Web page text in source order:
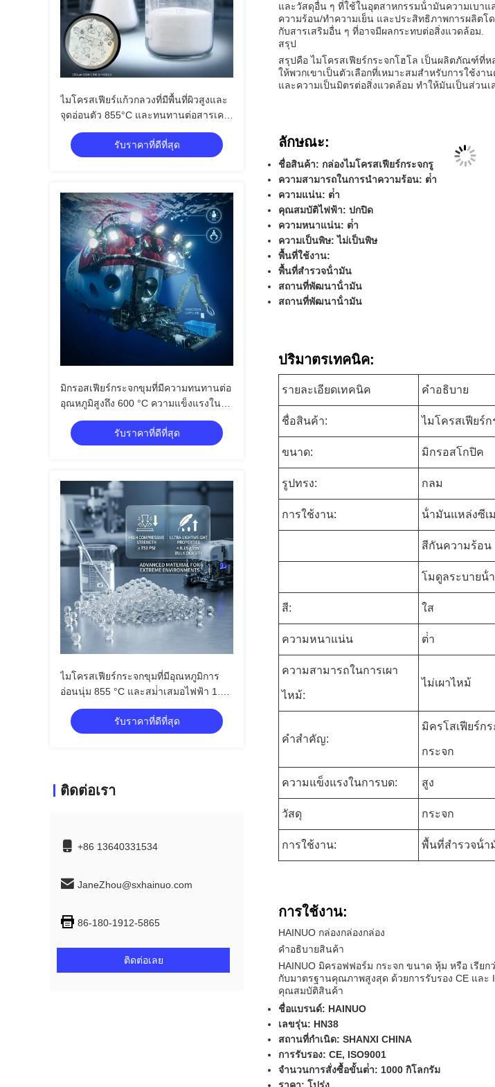
ไมโครสเฟียร์แก้วกลวงที่มีพื้นที่ผิวสูงและ
จุดอ่อนตัว 855°C และทนทานต่อสารเคมี
ได้ดีเยี่ยม
รับราคาที่ดีที่สุด
มิกรอสเฟียร์กระจกขุมที่มีความทนทานต่อ
อุณหภูมิสูงถึง 600 °C ความแข็งแรงใน
การบด 4-125MPa และสภาพคงที่ไฟฟ้า
1.2-22
รับราคาที่ดีที่สุด
ไมโครสเฟียร์กระจกขุมที่มีอุณหภูมิการ
อ่อนนุ่ม 855 °C และสม่ําเสมอไฟฟ้า 1.2-
2.2 สําหรับพื้นที่สํารวจน้ํามัน
รับราคาที่ดีที่สุด
ติดต่อเรา
+86 13640331534
JaneZhou@sxhainuo.com
86-180-1912-5865
ติดต่อเลย
และวัสดุอื่น ๆ ที่ใช้ในอุตสาหกรรมน้ํามันความเบา
ความร้อน/ทําความเย็น และประสิทธิภาพการผลิตโ
กับสารเสริมอื่น ๆ ที่อาจมีผลกระทบต่อสิ่งแวดล้อม.
สรุป
สรุปคือ ไมโครสเฟียร์กระจกโฮโล เป็นผลิตภัณฑ์ที่
ให้พวกเขาเป็นตัวเลือกที่เหมาะสมสําหรับการใช้
และความเป็นมิตรต่อสิ่งแวดล้อม ทําให้มันเป็นส่วน
ลักษณะ:
ชื่อสินค้า: กล่องไมโครสเฟียร์กระจกรู
ความสามารถในการนําความร้อน: ต่ํา
ความแน่น: ต่ํา
คุณสมบัติไฟฟ้า: ปกปิด
ความหนาแน่น: ต่ํา
ความเป็นพิษ: ไม่เป็นพิษ
พื้นที่ใช้งาน:
พื้นที่สํารวจน้ํามัน
สถานที่พัฒนาน้ํามัน
สถานที่พัฒนาน้ํามัน
ปริมาตรเทคนิค:
รายละเอียดเทคนิค คําอธิบาย
ชื่อสินค้า: ไมโครสเฟียร์ก
ขนาด: มิกรอสโกปิค
รูปทรง: กลม
การใช้งาน: น้ํามันแหล่งซีเ
สีกันความร้อน
โมดูลระบายน้ํ
สี: ใส
ความหนาแน่น ต่ํา
ความสามารถในการเผา
ไหม้:
ไม่เผาไหม้
คําสําคัญ:
มิครโสเฟียร์ก
กระจก
ความแข็งแรงในการบด: สูง
วัสดุ กระจก
การใช้งาน: พื้นที่สํารวจน้ํ
การใช้งาน:
HAINUO กล่องกล่องกล่อง
คําอธิบายสินค้า
HAINUO มิครอฟฟอร์ม กระจก ขนาด หุ้ม หรือ เรีย
กับมาตรฐานคุณภาพสูงสุด ด้วยการรับรอง CE และ
คุณสมบัติสินค้า
ชื่อแบรนด์: HAINUO
เลขรุ่น: HN38
สถานที่กําเนิด: SHANXI CHINA
การรับรอง: CE, ISO9001
จํานวนการสั่งซื้อขั้นต่ํา: 1000 กิโลกรัม